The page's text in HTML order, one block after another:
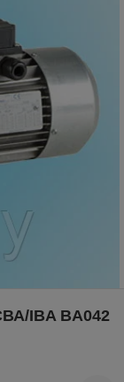
IBA BA042